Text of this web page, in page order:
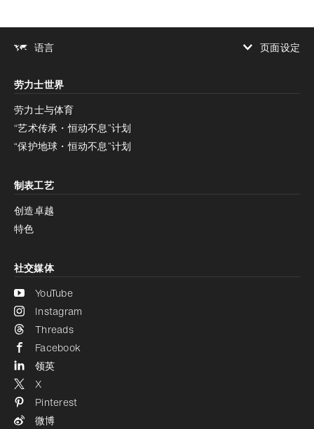
语言
页面设定
增加对比度
停用
减少动画
减少动画
停用
劳力士世界
劳力士与体育
“艺术传承・恒动不息”计划
“保护地球・恒动不息”计划
制表工艺
创造卓越
特色
社交媒体
YouTube
Instagram
Threads
Facebook
领英
X
Pinterest
微博